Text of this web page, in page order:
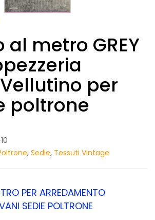
al metro GREY
per
poltrone
, Sedie, Tessuti Vintage
PER ARREDAMENTO
SEDIE POLTRONE